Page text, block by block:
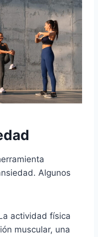
Algunos
actividad física
muscular, una